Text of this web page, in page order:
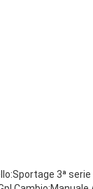
3ª serie